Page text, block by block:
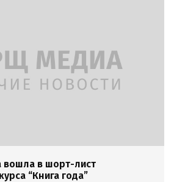
в шорт-лист
“Книга года”